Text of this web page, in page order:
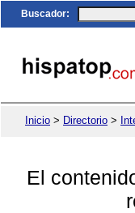
Buscador:
Inicio > Directorio >
El